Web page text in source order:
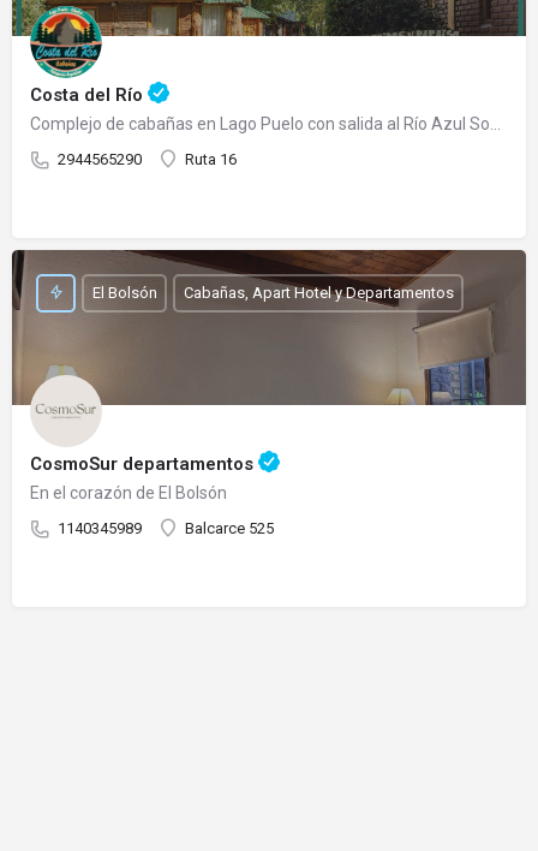
Costa del Río
2944565290 Ruta 16
CosmoSur departamentos
En el corazón de El Bolsón
1140345989 Balcarce 525
El Bolsón Cabañas, Apart Hotel y Departamentos